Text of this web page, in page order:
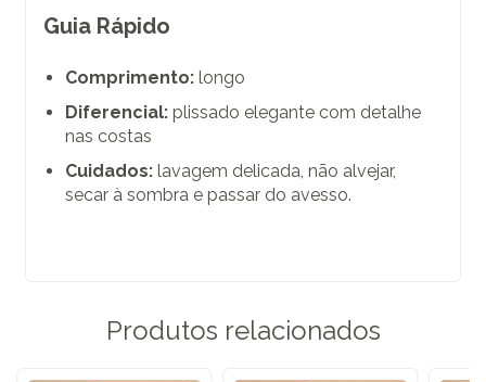
Guia Rápido
Comprimento: longo
Diferencial: plissado elegante com detalhe
nas costas
Cuidados: lavagem delicada, não alvejar,
secar à sombra e passar do avesso.
Produtos relacionados